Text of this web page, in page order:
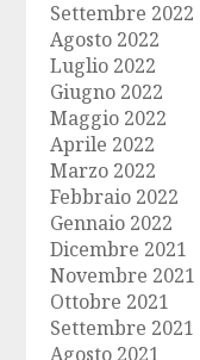
Settembre 2022
Agosto 2022
Luglio 2022
Giugno 2022
Maggio 2022
Aprile 2022
Marzo 2022
Febbraio 2022
Gennaio 2022
Dicembre 2021
Novembre 2021
Ottobre 2021
Settembre 2021
Agosto 2021